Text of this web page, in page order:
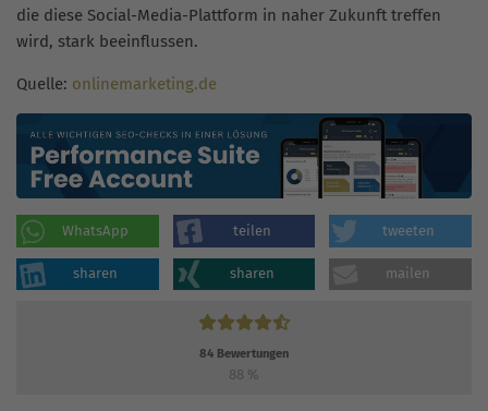
die diese Social-Media-Plattform in naher Zukunft treffen
wird, stark beeinflussen.
Quelle: onlinemarketing.de
WhatsApp teilen tweeten
sharen sharen mailen
84 Bewertungen
88 %